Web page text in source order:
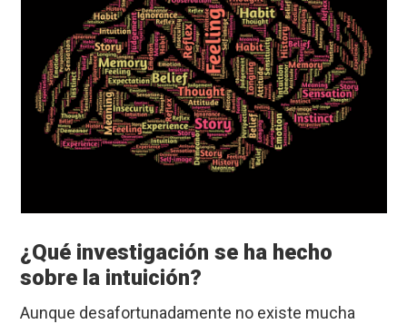
¿Qué investigación se ha hecho
sobre la intuición?
Aunque desafortunadamente no existe mucha